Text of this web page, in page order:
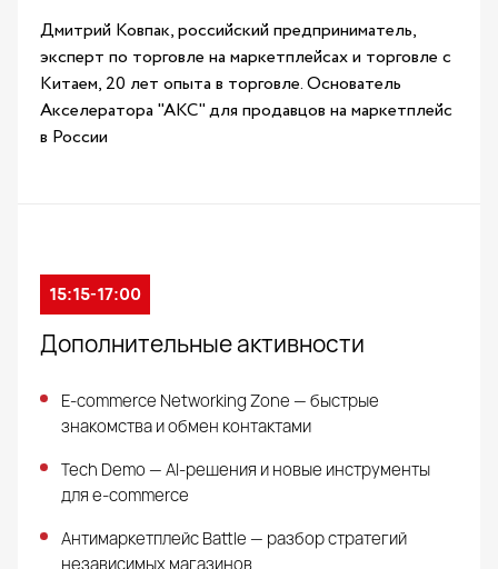
Дмитрий Ковпак, российский предприниматель,
эксперт по торговле на маркетплейсах и торговле с
Китаем, 20 лет опыта в торговле. Основатель
Акселератора "АКС" для продавцов на маркетплейс
в России
15:15-17:00
Дополнительные активности
E-commerce Networking Zone — быстрые
знакомства и обмен контактами
Tech Demo — AI-решения и новые инструменты
для e-commerce
Антимаркетплейс Battle — разбор стратегий
независимых магазинов